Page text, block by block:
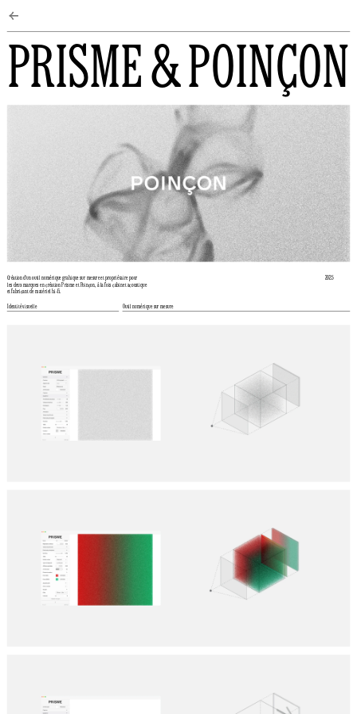
←
PRISME & POINÇON
2025
Création d'un outil numérique grahique sur mesure et propriétaire pour
les deux marques en création Prisme et Poinçon, à la fois cabinet acoustique
et fabricant de matériel hi-fi.
Identité visuelle Outil numérique sur mesure